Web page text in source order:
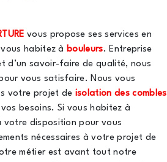
vous propose ses services en
vous habitez àbouleurs. Entreprise
d’un savoir-faire de qualité, nous
vous satisfaire. Nous vous
votre projet de isolation des combles
besoins. Si vous habitez à
votre disposition pour vous
nécessaires à votre projet de
métier est avant tout notre